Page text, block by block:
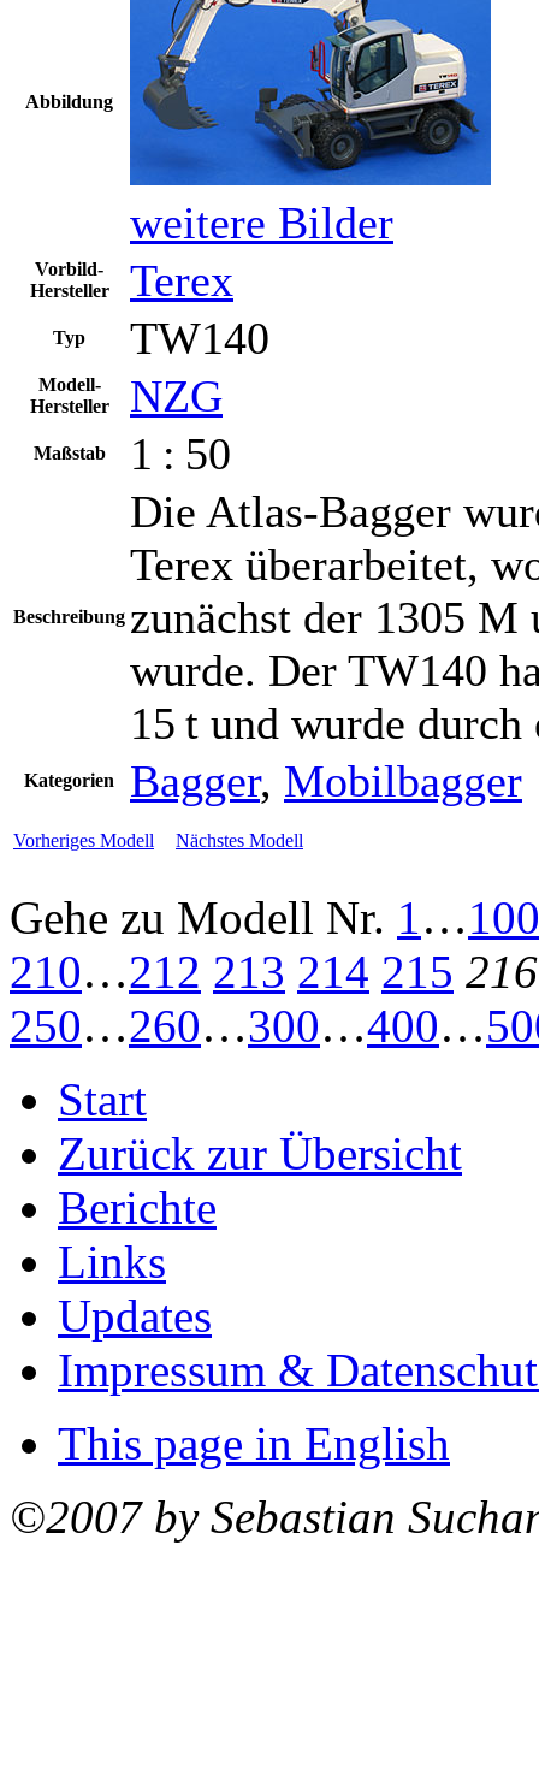
Abbildung
weitere Bilder
Vorbild-
Hersteller
Terex
Typ TW140
Modell-
Hersteller
NZG
Maßstab 1 : 50
Beschreibung
Die Atlas-Bagger
Terex überarbeitet,
zunächst der 1305 M
wurde. Der TW140
15 t und wurde
Kategorien Bagger, Mobilbagger
Vorheriges Modell Nächstes Modell
Gehe zu Modell Nr. 1…100
210…212 213 214 215 216
250…260…300…400…
Start
Zurück zur Übersicht
Berichte
Links
Updates
Impressum &
This page in English
©2007 by Sebastian